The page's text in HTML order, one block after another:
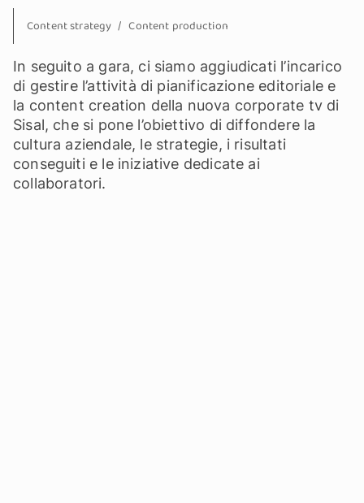
Content strategy Content production
In seguito a gara, ci siamo aggiudicati l’incarico
di gestire l’attività di pianificazione editoriale e
la content creation della nuova corporate tv di
Sisal, che si pone l’obiettivo di diffondere la
cultura aziendale, le strategie, i risultati
conseguiti e le iniziative dedicate ai
collaboratori.